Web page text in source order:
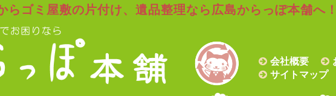
らゴミ屋敷の片付け、遺品整理なら広島からっぽ本舗へ！
会社概要
サイトマップ